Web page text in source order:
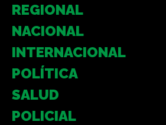
REGIONAL
NACIONAL
INTERNACIONAL
POLÍTICA
SALUD
POLICIAL